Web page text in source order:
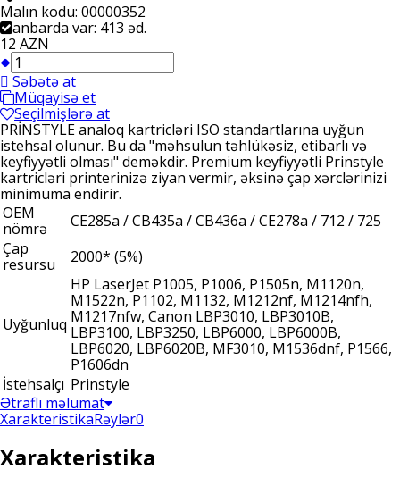
Malın kodu: 00000352
anbarda var: 413 əd.
12 AZN
Səbətə at
Müqayisə et
Seçilmişlərə at
PRİNSTYLE analoq kartricləri ISO standartlarına uyğun
istehsal olunur. Bu da "məhsulun təhlükəsiz, etibarlı və
keyfiyyətli olması" deməkdir. Premium keyfiyyətli Prinstyle
kartricləri printerinizə ziyan vermir, əksinə çap xərclərinizi
minimuma endirir.
OEM
nömrə
CE285a / CB435a / CB436a / CE278a / 712 / 725
Çap
resursu
2000* (5%)
Uyğunluq
HP LaserJet P1005, P1006, P1505n, M1120n,
M1522n, P1102, M1132, M1212nf, M1214nfh,
M1217nfw, Canon LBP3010, LBP3010B,
LBP3100, LBP3250, LBP6000, LBP6000B,
LBP6020, LBP6020B, MF3010, M1536dnf, P1566,
P1606dn
İstehsalçı Prinstyle
Ətraflı məlumat
XarakteristikaRəylər0
Xarakteristika